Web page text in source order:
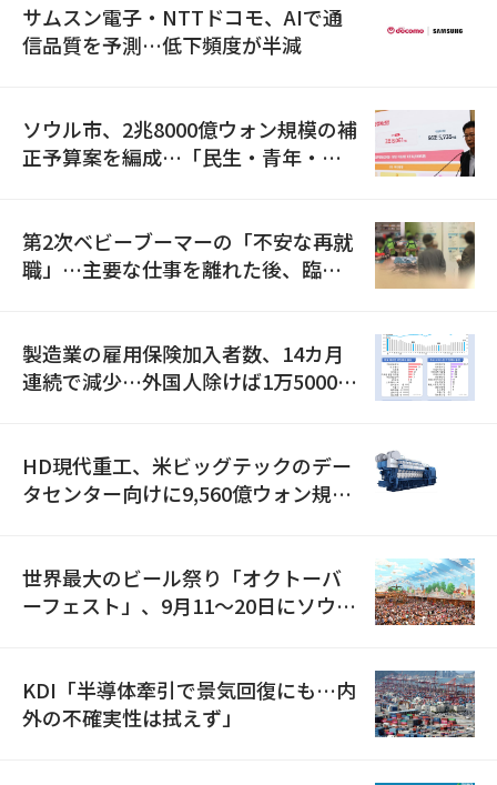
サムスン電子・NTTドコモ、AIで通
信品質を予測…低下頻度が半減
ソウル市、2兆8000億ウォン規模の補
正予算案を編成…「民生・青年・安
第2次ベビーブーマーの「不安な再就
職」…主要な仕事を離れた後、臨時
製造業の雇用保険加入者数、14カ月
連続で減少…外国人除けば1万5000人
HD現代重工、米ビッグテックのデー
タセンター向けに9,560億ウォン規模
世界最大のビール祭り「オクトーバ
ーフェスト」、9月11〜20日にソウル
KDI「半導体牽引で景気回復にも…内
外の不確実性は拭えず」